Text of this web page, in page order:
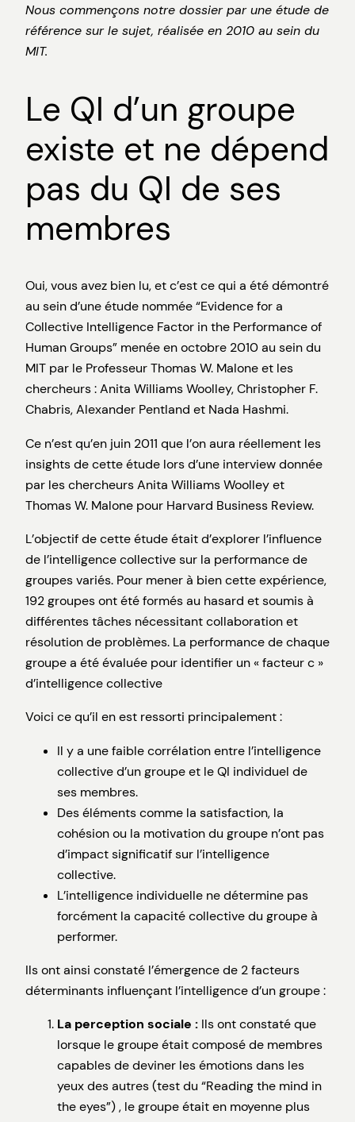
Nous commençons notre dossier par une étude de
référence sur le sujet, réalisée en 2010 au sein du
MIT.
Le QI d’un groupe
existe et ne dépend
pas du QI de ses
membres
Oui, vous avez bien lu, et c’est ce qui a été démontré
au sein d’une étude nommée “Evidence for a
Collective Intelligence Factor in the Performance of
Human Groups” menée en octobre 2010 au sein du
MIT par le Professeur Thomas W. Malone et les
chercheurs : Anita Williams Woolley, Christopher F.
Chabris, Alexander Pentland et Nada Hashmi.
Ce n’est qu’en juin 2011 que l’on aura réellement les
insights de cette étude lors d’une interview donnée
par les chercheurs Anita Williams Woolley et
Thomas W. Malone pour Harvard Business Review.
L’objectif de cette étude était d’explorer l’influence
de l’intelligence collective sur la performance de
groupes variés. Pour mener à bien cette expérience,
192 groupes ont été formés au hasard et soumis à
différentes tâches nécessitant collaboration et
résolution de problèmes. La performance de chaque
groupe a été évaluée pour identifier un « facteur c »
d’intelligence collective
Voici ce qu’il en est ressorti principalement :
Il y a une faible corrélation entre l’intelligence
collective d’un groupe et le QI individuel de
ses membres.
Des éléments comme la satisfaction, la
cohésion ou la motivation du groupe n’ont pas
d’impact significatif sur l’intelligence
collective.
L’intelligence individuelle ne détermine pas
forcément la capacité collective du groupe à
performer.
Ils ont ainsi constaté l’émergence de 2 facteurs
déterminants influençant l’intelligence d’un groupe :
La perception sociale : Ils ont constaté que
lorsque le groupe était composé de membres
capables de deviner les émotions dans les
yeux des autres (test du “Reading the mind in
the eyes”) , le groupe était en moyenne plus